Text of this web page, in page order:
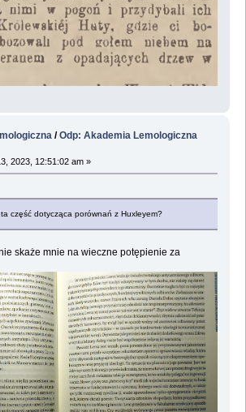
/Odp: Akademia Lemologiczna
2023, 12:51:02 am »
część dotycząca porównań z Huxleyem?
skaże mnie na wieczne potępienie za